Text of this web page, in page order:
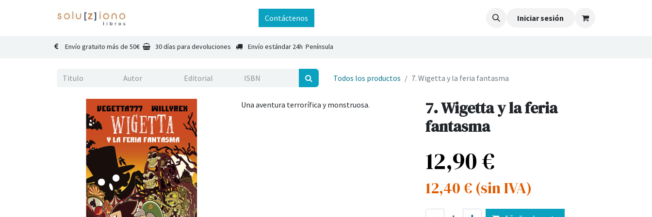
Contáctenos Iniciar sesión
Envío gratuito más de 50€ 30 días para devoluciones Envío estándar 24h Península
Todos los productos 7. Wigetta y la feria fantasma
Una aventura terrorífica y monstruosa.
7. Wigetta y la feria
fantasma
12,90€
12,40€ (sin IVA)